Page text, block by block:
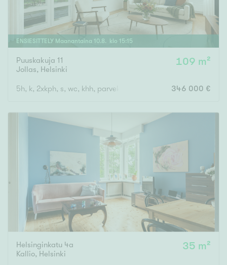
ENSIESITTELY Maanantaina 10.8 . klo 15:15
Puuskakuja 11
Jollas, Helsinki
109 m²
5h, k, 2xkph, s, wc, khh, parveke, terassi, piha, varasto
346 000 €
Helsinginkatu 4a
Kallio, Helsinki
35 m²